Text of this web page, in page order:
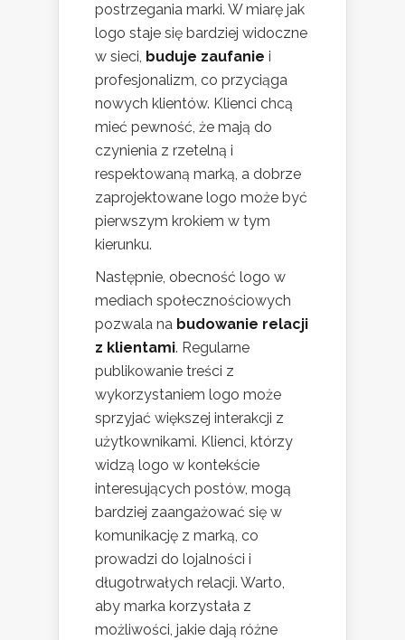
postrzegania marki. W miarę jak
logo staje się bardziej widoczne
w sieci, buduje zaufanie i
profesjonalizm, co przyciąga
nowych klientów. Klienci chcą
mieć pewność, że mają do
czynienia z rzetelną i
respektowaną marką, a dobrze
zaprojektowane logo może być
pierwszym krokiem w tym
kierunku.
Następnie, obecność logo w
mediach społecznościowych
pozwala na budowanie relacji
z klientami. Regularne
publikowanie treści z
wykorzystaniem logo może
sprzyjać większej interakcji z
użytkownikami. Klienci, którzy
widzą logo w kontekście
interesujących postów, mogą
bardziej zaangażować się w
komunikację z marką, co
prowadzi do lojalności i
długotrwałych relacji. Warto,
aby marka korzystała z
możliwości, jakie dają różne